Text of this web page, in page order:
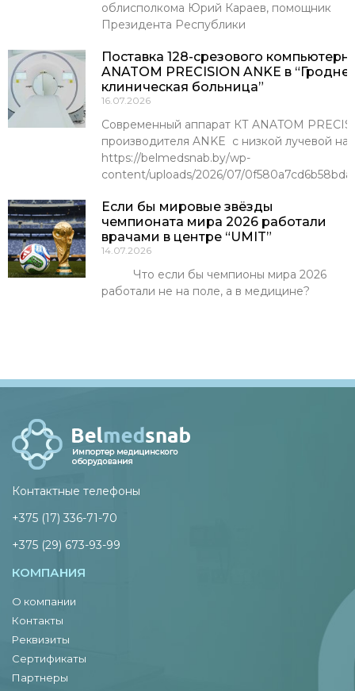
облисполкома Юрий Караев, помощник
Президента Республики
Поставка 128-срезового
ANATOM PRECISION ANKE в
клиническая больница”
16.07.2026
Современный аппарат КТ ANATOM
производителя ANKE с низкой лучевой
https://belmedsnab.by/wp-
content/uploads/2026/07/
Если бы мировые звёзды
чемпионата мира 2026 работали
врачами в центре “UMIT”
14.07.2026
Что если бы чемпионы мира 2026
работали не на поле, а в медицине?
Контактные телефоны
+375 (17) 336-71-70
+375 (29) 673-93-99
КОМПАНИЯ
О компании
Контакты
Реквизиты
Сертификаты
Партнеры